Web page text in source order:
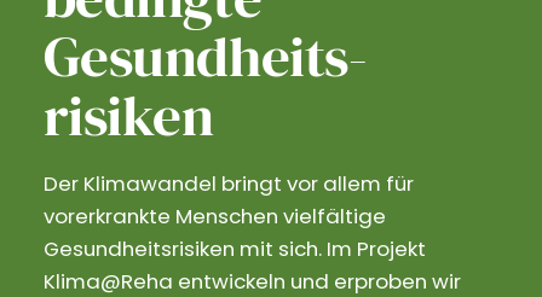
Gesundheits­
risiken
Der Klimawandel bringt vor allem für
vorerkrankte Menschen vielfältige
Gesundheitsrisiken mit sich. Im Projekt
Klima@Reha entwickeln und erproben wir